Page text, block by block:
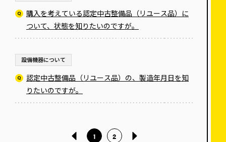
購入を考えている認定中古整備品（リユース品）に
ついて、状態を知りたいのですが。
設備機器について
認定中古整備品（リユース品）の、製造年月日を知
りたいのですが。
1 2